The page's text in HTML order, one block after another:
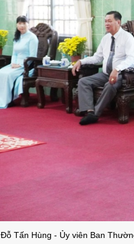
Đỗ Tấn Hùng - Ủy viên Ban